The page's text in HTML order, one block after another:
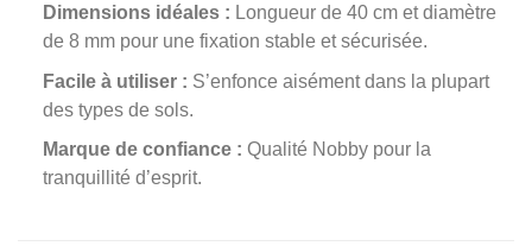
Dimensions idéales : Longueur de 40 cm et diamètre
de 8 mm pour une fixation stable et sécurisée.
Facile à utiliser : S’enfonce aisément dans la plupart
des types de sols.
Marque de confiance : Qualité Nobby pour la
tranquillité d’esprit.